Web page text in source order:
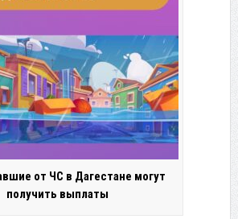
от ЧС в Дагестане могут
получить выплаты